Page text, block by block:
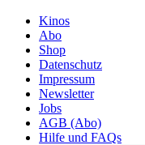
Kinos
Abo
Shop
Datenschutz
Impressum
Newsletter
Jobs
AGB (Abo)
Hilfe und FAQs